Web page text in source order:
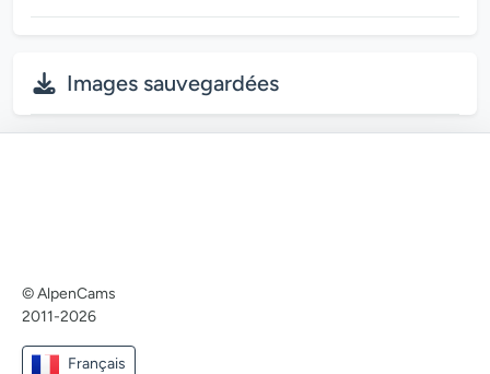
Images sauvegardées
© AlpenCams
2011-2026
Français